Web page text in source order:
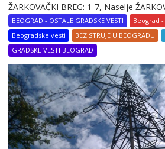
ŽARKOVAČKI BREG: 1-7, Naselje
BEOGRAD - OSTALE GRADSKE VESTI
Beograd
Beogradske vesti
BEZ STRUJE U BEOGRADU
GRADSKE VESTI BEOGRAD